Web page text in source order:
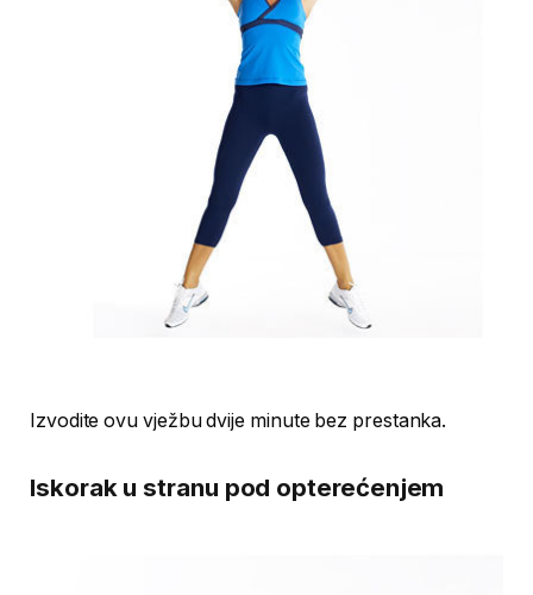
Izvodite ovu vježbu dvije minute bez prestanka.
Iskorak u stranu pod opterećenjem